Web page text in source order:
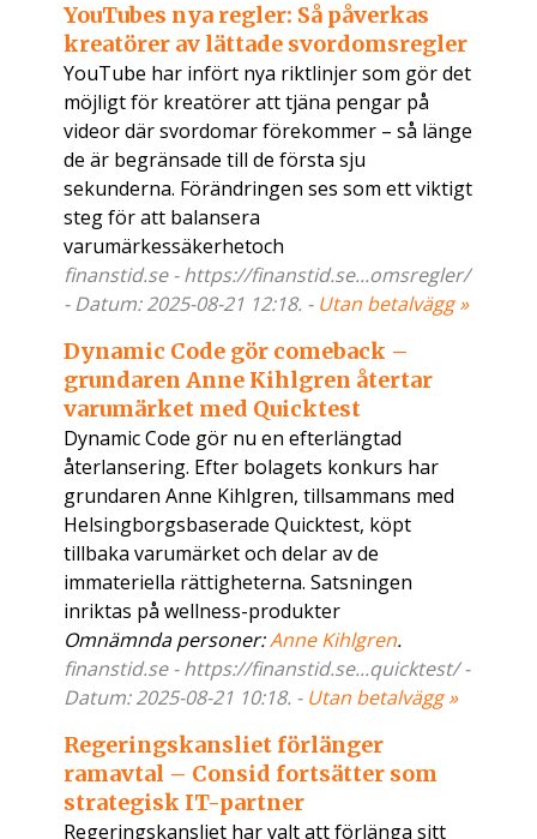
YouTubes nya regler: Så påverkas
kreatörer av lättade svordomsregler
YouTube har infört nya riktlinjer som gör det
möjligt för kreatörer att tjäna pengar på
videor där svordomar förekommer – så länge
de är begränsade till de första sju
sekunderna. Förändringen ses som ett viktigt
steg för att balansera
varumärkessäkerhetoch
finanstid.se - https://finanstid.se...omsregler/
- Datum: 2025-08-21 12:18. - Utan betalvägg »
Dynamic Code gör comeback –
grundaren Anne Kihlgren återtar
varumärket med Quicktest
Dynamic Code gör nu en efterlängtad
återlansering. Efter bolagets konkurs har
grundaren Anne Kihlgren, tillsammans med
Helsingborgsbaserade Quicktest, köpt
tillbaka varumärket och delar av de
immateriella rättigheterna. Satsningen
inriktas på wellness-produkter
Omnämnda personer:Anne Kihlgren.
finanstid.se - https://finanstid.se...quicktest/ -
Datum: 2025-08-21 10:18. - Utan betalvägg »
Regeringskansliet förlänger
ramavtal – Consid fortsätter som
strategisk IT-partner
Regeringskansliet har valt att förlänga sitt